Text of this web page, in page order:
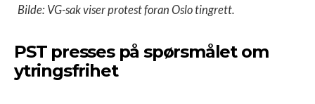
Bilde: VG-sak viser protest foran Oslo tingrett.
PST presses på spørsmålet om
ytringsfrihet